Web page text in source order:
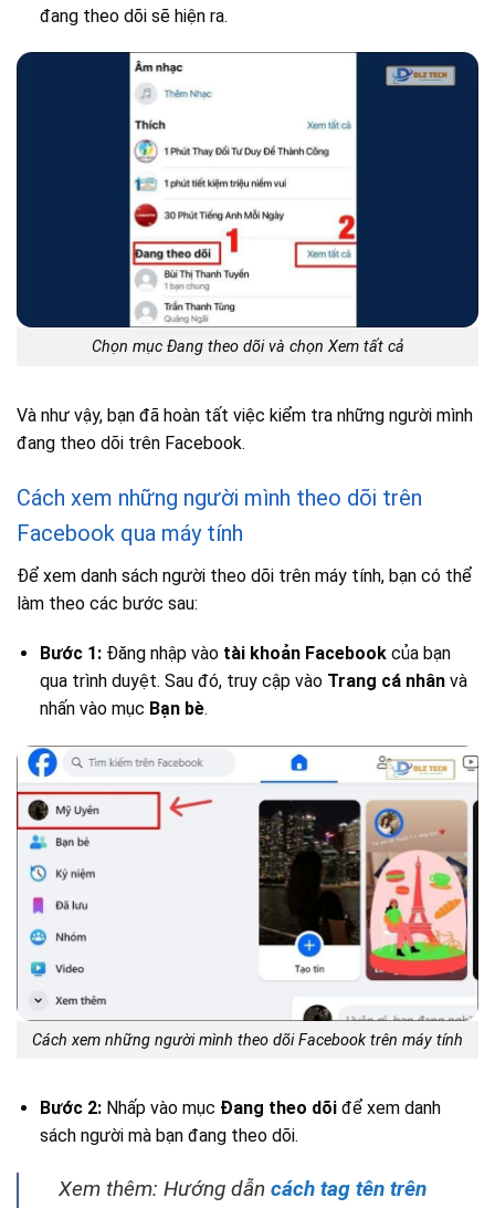
đang theo dõi sẽ hiện ra.
Chọn mục Đang theo dõi và chọn Xem tất cả
Và như vậy, bạn đã hoàn tất việc kiểm tra những người mình
đang theo dõi trên Facebook.
Cách xem những người mình theo dõi trên
Facebook qua máy tính
Để xem danh sách người theo dõi trên máy tính, bạn có thể
làm theo các bước sau:
Bước 1:Đăng nhập vào tài khoản Facebookcủa bạn
qua trình duyệt. Sau đó, truy cập vào Trang cá nhânvà
nhấn vào mục Bạn bè.
Cách xem những người mình theo dõi Facebook trên máy tính
Bước 2:Nhấp vào mục Đang theo dõiđể xem danh
sách người mà bạn đang theo dõi.
Xem thêm: Hướng dẫn cách tag tên trên